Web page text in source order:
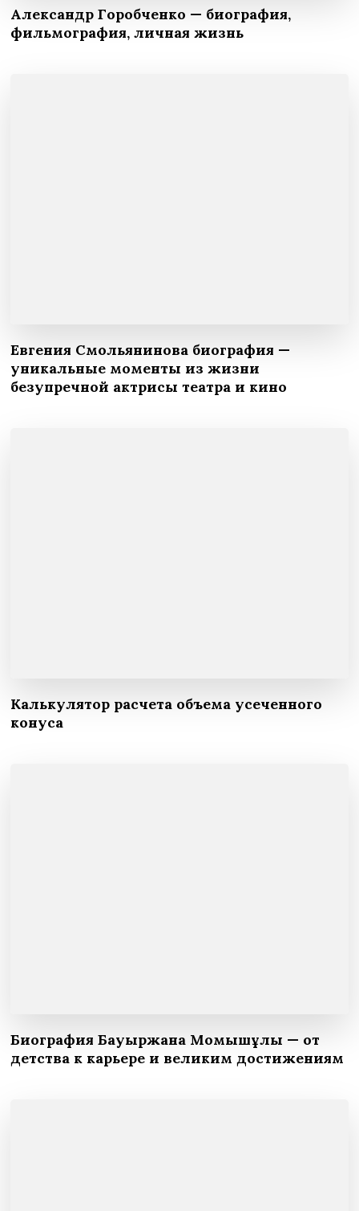
Александр Горобченко — биография,
фильмография, личная жизнь
Евгения Смольянинова биография —
уникальные моменты из жизни
безупречной актрисы театра и кино
Калькулятор расчета объема усеченного
конуса
Биография Бауыржана Момышұлы — от
детства к карьере и великим достижениям